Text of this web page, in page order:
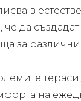
в
че да
за
на